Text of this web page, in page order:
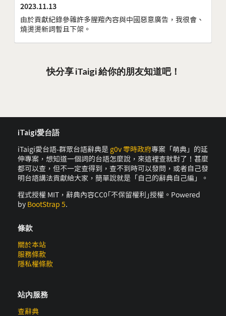
2023.11.13
由於貢獻紀錄參雜許多腥羶內容與中國惡意廣告，我很會、
燒燙燙新詞暫且下架。
快分享 iTaigi 給你的朋友知道吧！
iTaigi愛台語
iTaigi愛台語-群眾台語辭典是 g0v 零時政府專案「萌典」的延
伸專案，想知道一個詞的台語怎麼說，來這裡查就對了！甚麼
都可以查，但不一定查得到，查不到時可以發問，或者自己發
明台語講法貢獻給大家，簡單說就是「自己的辭典自己編」。
程式授權 MIT，辭典內容CC0｢不保留權利｣授權。Powered
by BootStrap 5.
條款
關於本站
服務條款
隱私權條款
站內服務
查辭典